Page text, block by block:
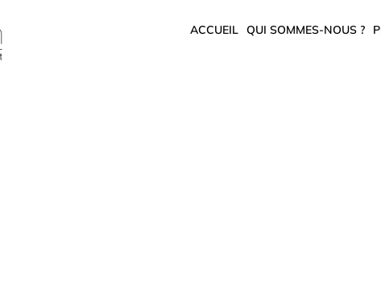
ACCUEIL QUI SOMMES-NOUS ?